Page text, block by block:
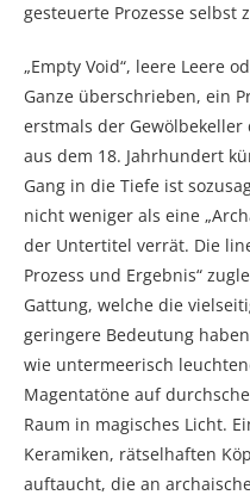
gesteuerte Prozesse selbst
„Empty Void“, leere Leere
Ganze überschrieben, ein
erstmals der
aus dem 18. Jahrhundert
Gang in die Tiefe ist
nicht weniger als eine
der Untertitel verrät. Die
Prozess und Ergebnis“
Gattung, welche die
geringere Bedeutung
wie untermeerisch
Magentatöne auf
Raum in magisches Licht.
Keramiken, rätselhaften
auftaucht, die an